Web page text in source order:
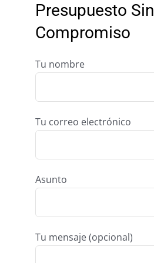
Presupuesto Sin
Compromiso
Tu nombre
Tu correo electrónico
Asunto
Tu mensaje (opcional)